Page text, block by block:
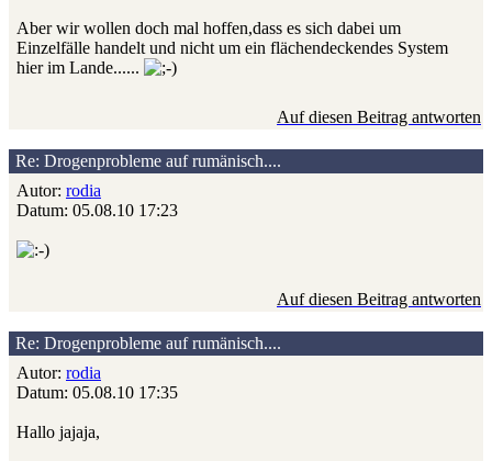
Aber wir wollen doch mal hoffen,dass es sich dabei um
Einzelfälle handelt und nicht um ein flächendeckendes System
hier im Lande......
Auf diesen Beitrag antworten
Re: Drogenprobleme auf rumänisch....
Autor: rodia
Datum: 05.08.10 17:23
Auf diesen Beitrag antworten
Re: Drogenprobleme auf rumänisch....
Autor: rodia
Datum: 05.08.10 17:35
Hallo jajaja,